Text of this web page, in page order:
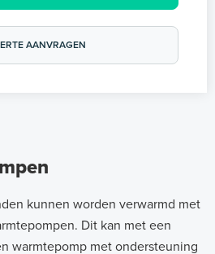
AANVRAGEN
kunnen worden verwarmd met
Dit kan met een
warmtepomp met ondersteuning